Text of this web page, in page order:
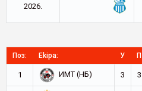
2026.
Поз: Ekipa: У П
1 ИМТ (НБ) 3 3